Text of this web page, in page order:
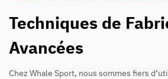
Techniques de
Avancées
Chez Whale Sport, nous sommes fiers